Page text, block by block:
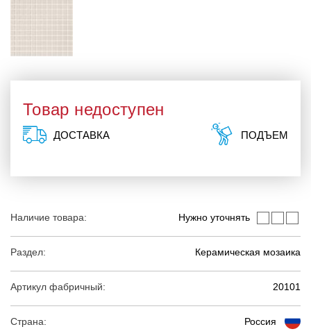
Наличие товара: Нужно уточнять
Раздел: Керамическая мозаика
Артикул фабричный: 20101
Страна: Россия
Товар недоступен
ДОСТАВКА ПОДЪЕМ